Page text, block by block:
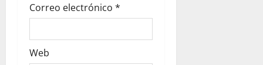
Correo electrónico *
Web